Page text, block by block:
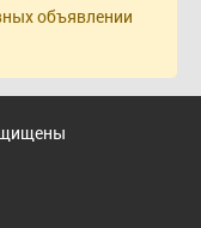
объявлении